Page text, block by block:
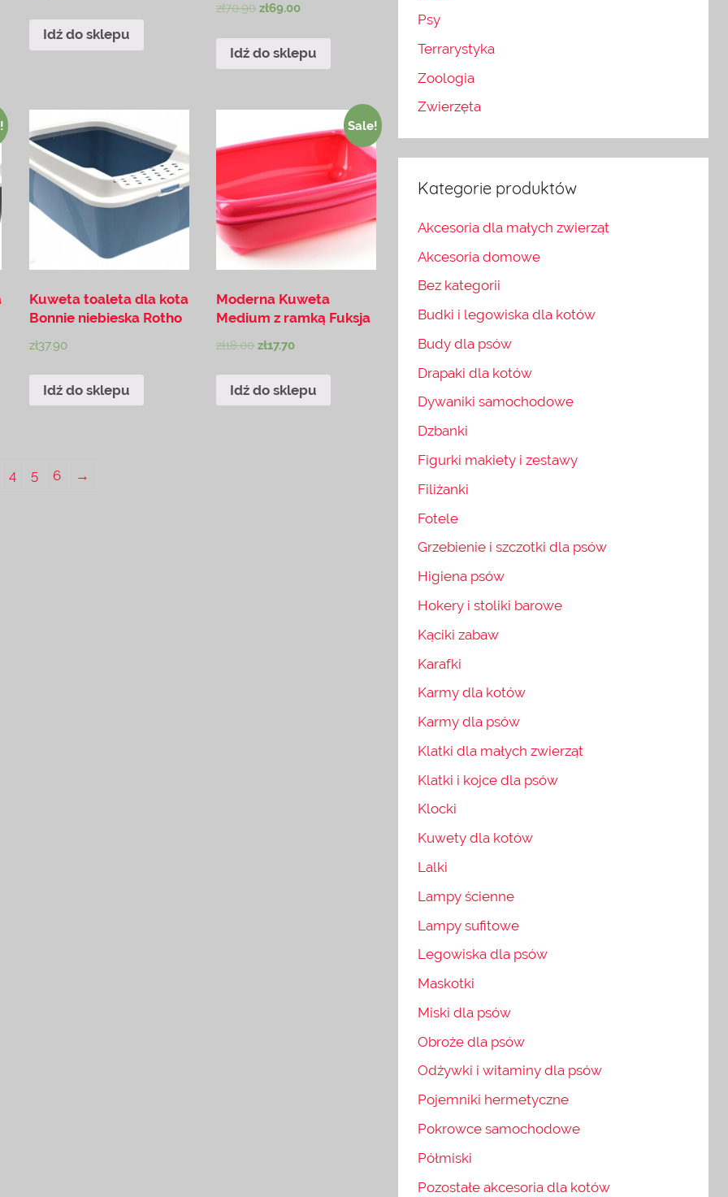
Idź do sklepu
zł70.90 zł69.00
Idź do sklepu
Kuweta toaleta dla kota
Bonnie niebieska Rotho
zł37.90
Idź do sklepu
Sale!
Moderna Kuweta
Medium z ramką Fuksja
zł18.00 zł17.70
Idź do sklepu
4 5 6 →
Psy
Terrarystyka
Zoologia
Zwierzęta
Kategorie produktów
Akcesoria dla małych zwierząt
Akcesoria domowe
Bez kategorii
Budki i legowiska dla kotów
Budy dla psów
Drapaki dla kotów
Dywaniki samochodowe
Dzbanki
Figurki makiety i zestawy
Filiżanki
Fotele
Grzebienie i szczotki dla psów
Higiena psów
Hokery i stoliki barowe
Kąciki zabaw
Karafki
Karmy dla kotów
Karmy dla psów
Klatki dla małych zwierząt
Klatki i kojce dla psów
Klocki
Kuwety dla kotów
Lalki
Lampy ścienne
Lampy sufitowe
Legowiska dla psów
Maskotki
Miski dla psów
Obroże dla psów
Odżywki i witaminy dla psów
Pojemniki hermetyczne
Pokrowce samochodowe
Półmiski
Pozostałe akcesoria dla kotów